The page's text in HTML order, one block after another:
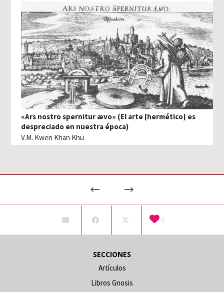
«Ars nostro spernitur ævo» (El arte [hermético] es
despreciado en nuestra época)
V.M. Kwen Khan Khu
0
SECCIONES
Artículos
Libros Gnosis